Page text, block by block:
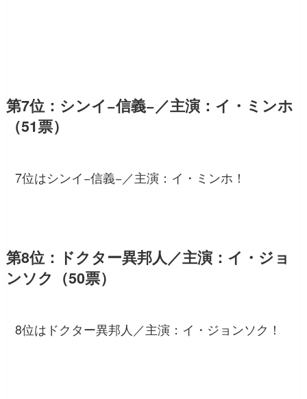
第7位：シンイ−信義−／主演：イ・ミンホ
（51票）
7位はシンイ−信義−／主演：イ・ミンホ！
第8位：ドクター異邦人／主演：イ・ジョ
ンソク（50票）
8位はドクター異邦人／主演：イ・ジョンソク！